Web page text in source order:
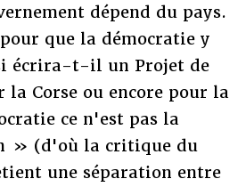
dépend du pays.
que la démocratie y
écrira-t-il un Projet de
Corse ou encore pour la
ce n'est pas la
» (d'où la critique du
une séparation entre